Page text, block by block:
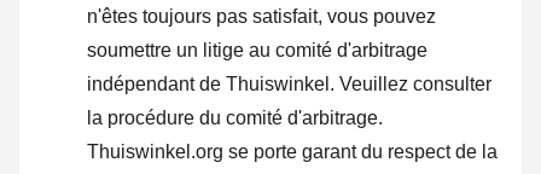
n'êtes toujours pas satisfait, vous pouvez
soumettre un litige au comité d'arbitrage
indépendant de Thuiswinkel. Veuillez consulter
la procédure du comité d'arbitrage.
Thuiswinkel.org se porte garant du respect de la